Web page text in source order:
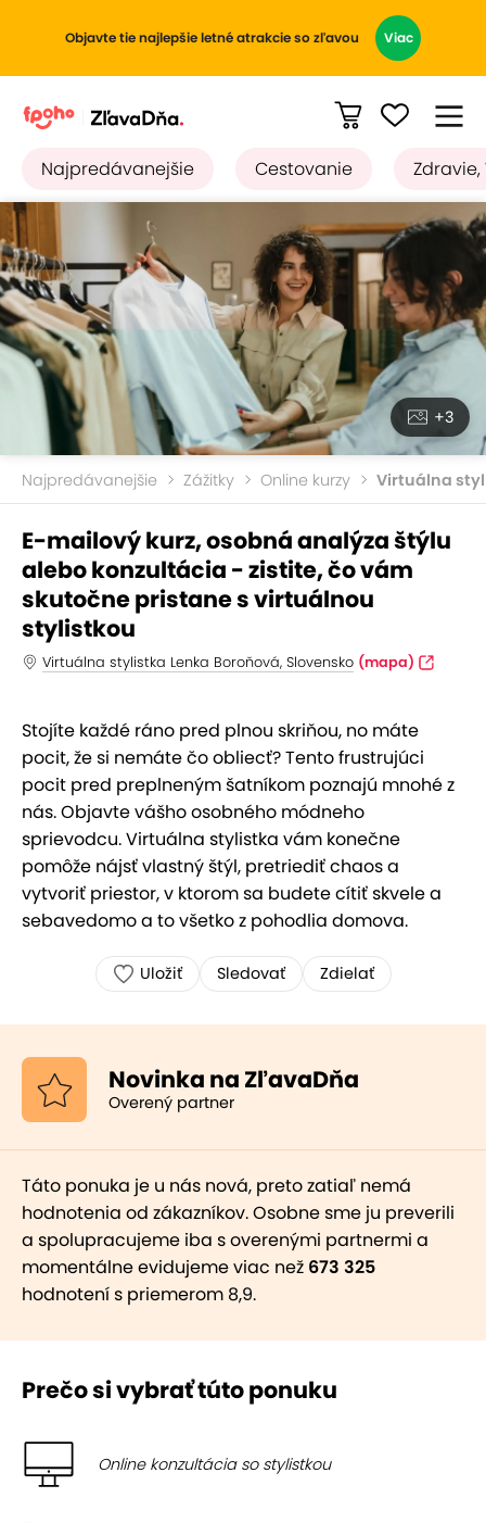
Objavte tie najlepšie letné atrakcie so zľavou Viac
Najpredávanejšie Cestovanie Zdravie,
+3
Najpredávanejšie Zážitky Online kurzy Virtuálna
E-mailový kurz, osobná analýza štýlu
alebo konzultácia - zistite, čo vám
skutočne pristane s virtuálnou
stylistkou
Virtuálna stylistka Lenka Boroňová, Slovensko (mapa)
Stojíte každé ráno pred plnou skriňou, no máte
pocit, že si nemáte čo obliecť? Tento frustrujúci
pocit pred preplneným šatníkom poznajú mnohé z
nás. Objavte vášho osobného módneho
sprievodcu. Virtuálna stylistka vám konečne
pomôže nájsť vlastný štýl, pretriediť chaos a
vytvoriť priestor, v ktorom sa budete cítiť skvele a
sebavedomo a to všetko z pohodlia domova.
Uložiť Sledovať Zdielať
Novinka na ZľavaDňa
Overený partner
Táto ponuka je u nás nová, preto zatiaľ nemá
hodnotenia od zákazníkov. Osobne sme ju preverili
a spolupracujeme iba s overenými partnermi a
momentálne evidujeme viac než 673 325
hodnotení s priemerom 8,9.
Prečo si vybrať túto ponuku
Online konzultácia so stylistkou